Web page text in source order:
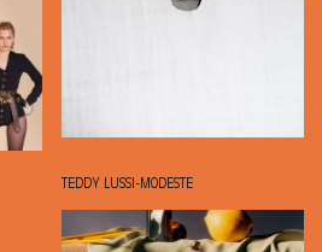
TEDDY LUSSI-MODESTE